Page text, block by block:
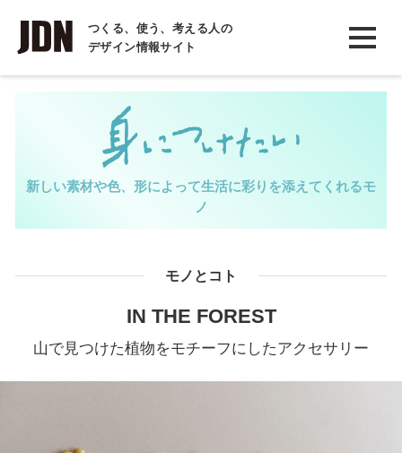
つくる、使う、考える人の
デザイン情報サイト
INTERVIEW
インタビュー
REPORT
COLUMN
コラム
新しい素材や色、形によって生活に彩りを添えてくれるモ
ノ
モノとコト
IN THE FOREST
山で見つけた植物をモチーフにしたアクセサリー